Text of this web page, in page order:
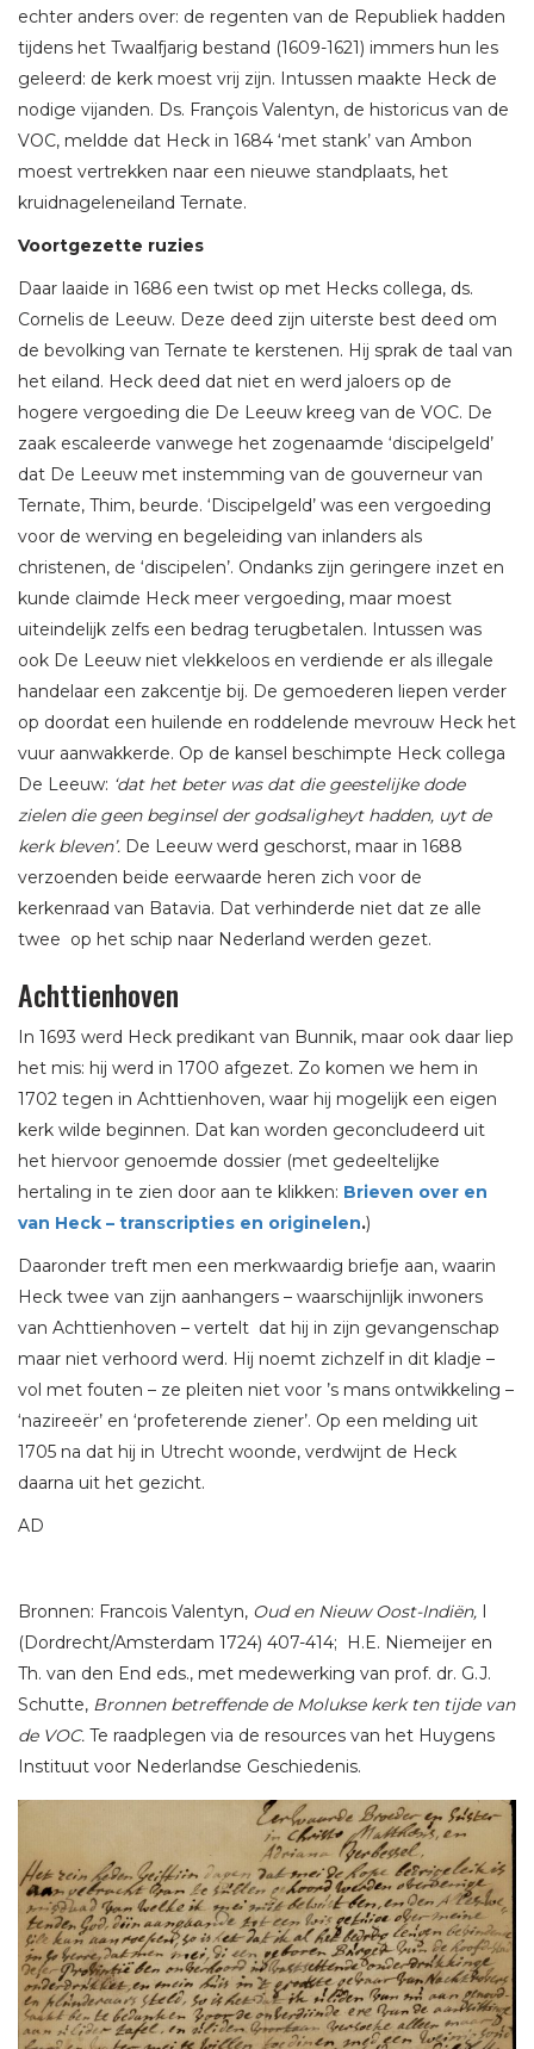
echter anders over: de regenten van de Republiek hadden
tijdens het Twaalfjarig bestand (1609-1621) immers hun les
geleerd: de kerk moest vrij zijn. Intussen maakte Heck de
nodige vijanden. Ds. François Valentyn, de historicus van de
VOC, meldde dat Heck in 1684 ‘met stank’ van Ambon
moest vertrekken naar een nieuwe standplaats, het
kruidnageleneiland Ternate.
Voortgezette ruzies
Daar laaide in 1686 een twist op met Hecks collega, ds.
Cornelis de Leeuw. Deze deed zijn uiterste best deed om
de bevolking van Ternate te kerstenen. Hij sprak de taal van
het eiland. Heck deed dat niet en werd jaloers op de
hogere vergoeding die De Leeuw kreeg van de VOC. De
zaak escaleerde vanwege het zogenaamde ‘discipelgeld’
dat De Leeuw met instemming van de gouverneur van
Ternate, Thim, beurde. ‘Discipelgeld’ was een vergoeding
voor de werving en begeleiding van inlanders als
christenen, de ‘discipelen’. Ondanks zijn geringere inzet en
kunde claimde Heck meer vergoeding, maar moest
uiteindelijk zelfs een bedrag terugbetalen. Intussen was
ook De Leeuw niet vlekkeloos en verdiende er als illegale
handelaar een zakcentje bij. De gemoederen liepen verder
op doordat een huilende en roddelende mevrouw Heck het
vuur aanwakkerde. Op de kansel beschimpte Heck collega
De Leeuw: ‘dat het beter was dat die geestelijke dode
zielen die geen beginsel der godsaligheyt hadden, uyt de
kerk bleven’. De Leeuw werd geschorst, maar in 1688
verzoenden beide eerwaarde heren zich voor de
kerkenraad van Batavia. Dat verhinderde niet dat ze alle
twee op het schip naar Nederland werden gezet.
Achttienhoven
In 1693 werd Heck predikant van Bunnik, maar ook daar liep
het mis: hij werd in 1700 afgezet. Zo komen we hem in
1702 tegen in Achttienhoven, waar hij mogelijk een eigen
kerk wilde beginnen. Dat kan worden geconcludeerd uit
het hiervoor genoemde dossier (met gedeeltelijke
hertaling in te zien door aan te klikken: Brieven over en
van Heck – transcripties en originelen.)
Daaronder treft men een merkwaardig briefje aan, waarin
Heck twee van zijn aanhangers – waarschijnlijk inwoners
van Achttienhoven – vertelt dat hij in zijn gevangenschap
maar niet verhoord werd. Hij noemt zichzelf in dit kladje –
vol met fouten – ze pleiten niet voor ’s mans ontwikkeling –
‘nazireeër’ en ‘profeterende ziener’. Op een melding uit
1705 na dat hij in Utrecht woonde, verdwijnt de Heck
daarna uit het gezicht.
AD
Bronnen: Francois Valentyn, Oud en Nieuw Oost-Indiën, I
(Dordrecht/Amsterdam 1724) 407-414; H.E. Niemeijer en
Th. van den End eds., met medewerking van prof. dr. G.J.
Schutte, Bronnen betreffende de Molukse kerk ten tijde van
de VOC. Te raadplegen via de resources van het Huygens
Instituut voor Nederlandse Geschiedenis.